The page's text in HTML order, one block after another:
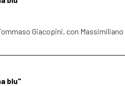
Giacopini, con Massimiliano
blu"